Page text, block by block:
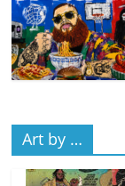
Art by …